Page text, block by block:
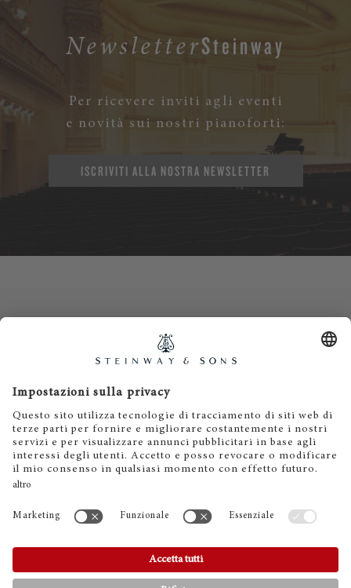
NewsletterSteinway
Per ricevere inviti agli eventi
e novità sui nostri pianoforti:
ISCRIVITI ALLA NOSTRA NEWSLETTER
Informativa privacy
Termini e condizioni
Cookies